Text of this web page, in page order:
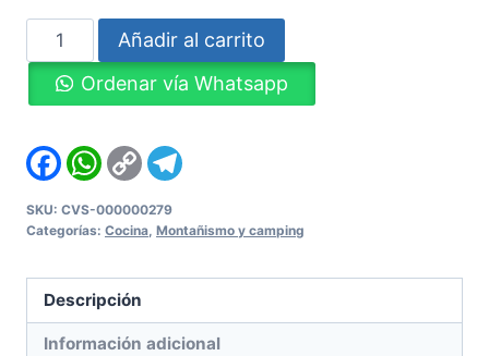
Bombona
de
gas
camping
de
2Kg
naranja
Añadir al carrito
Ordenar vía Whatsapp
FacebookWhatsApp
Copy
Link
SKU: CVS-000000279
Categorías: Cocina, Montañismo y camping
Descripción
Información adicional